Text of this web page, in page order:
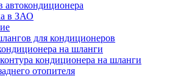
автокондиционера
в ЗАО
для кондиционеров
на шланги
кондиционера на шланги
отопителя